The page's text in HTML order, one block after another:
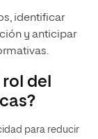
identificar
y anticipar
del
para reducir